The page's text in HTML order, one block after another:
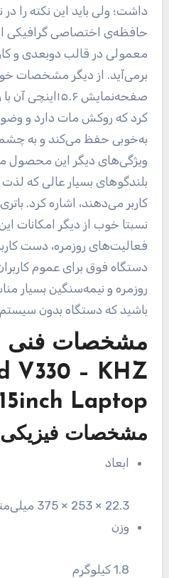
داشت؛ ولی باید این نکته را
حافظه‌ی اختصاصی گرافیکی
معمولی در قالب دوبعدی و
برمی‌آید. از دیگر مشخصات
کرد که روکش مات دارد و
به‌خوبی حفظ می‌کند و به چشم
بلندگوهای بسیار عالی که
کاربر می‌دهند، اشاره کرد.
نسبتا خوب از دیگر امکانات
فعالیت‌های روزمره، دست
دستگاه فوق برای عموم
روزمره و نیمه‌سنگین بسیار
باشید که دستگاه بدون
مشخصات فنی
V330 – KHZ
15inch Laptop
مشخصات فیزیکی
ابعاد
22.3 × 253 × 375 میلی‌متر
وزن
1.8 کیلوگرم